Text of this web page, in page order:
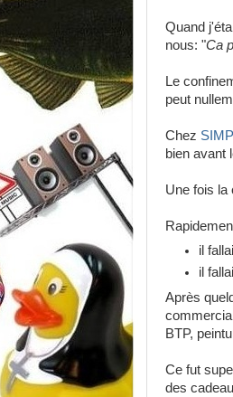
Quand
nous: "Ca
Le
peut
Chez
bien avant
Une fois la
il
il
Après
BTP,
Ce fut
des